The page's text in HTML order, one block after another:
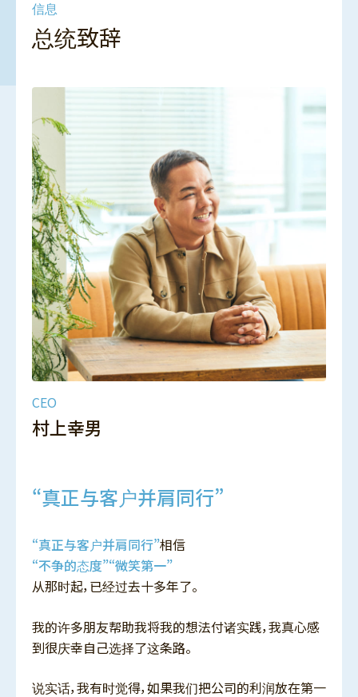
信息
总统致辞
CEO
村上幸男
“真正与客户并肩同行”
“真正与客户并肩同行”相信
“不争的态度”“微笑第一”
从那时起，已经过去十多年了。
我的许多朋友帮助我将我的想法付诸实践，我真心感
到很庆幸自己选择了这条路。
说实话，我有时觉得，如果我们把公司的利润放在第一